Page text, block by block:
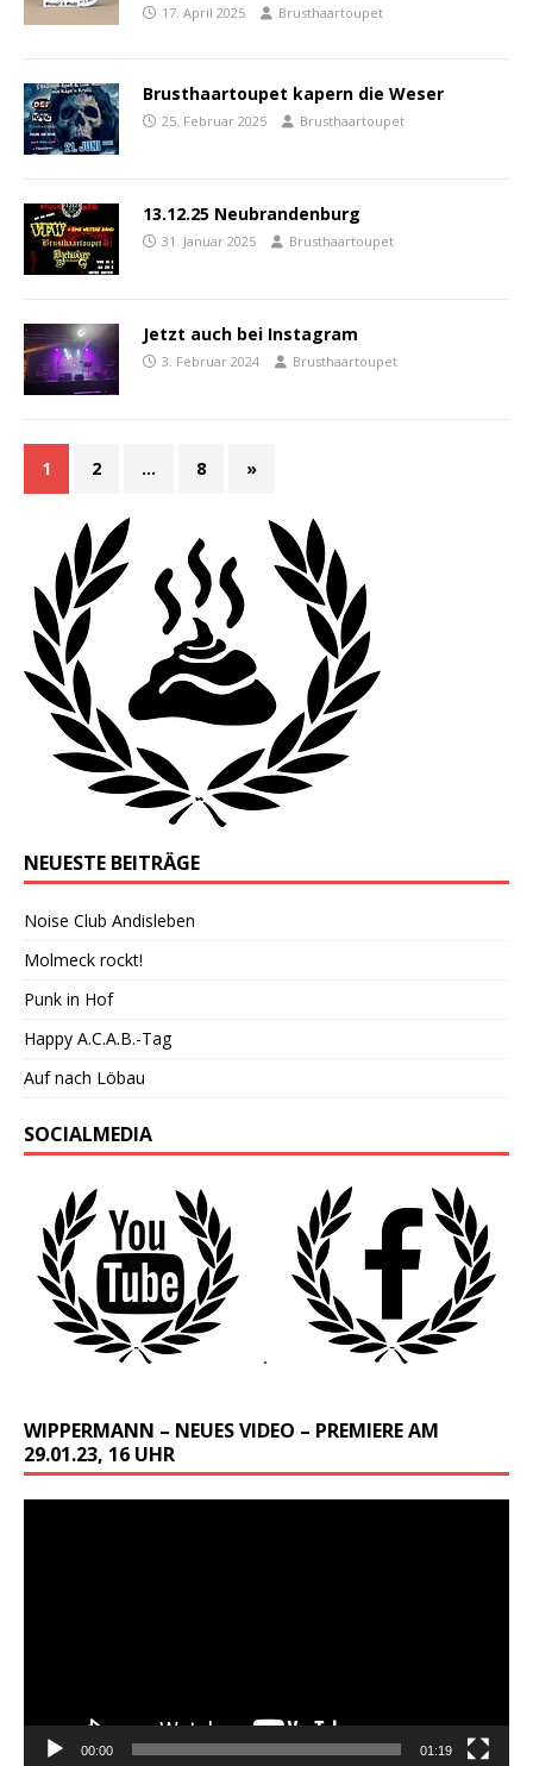
17. April 2025 Brusthaartoupet
Brusthaartoupet kapern die Weser
25. Februar 2025 Brusthaartoupet
13.12.25 Neubrandenburg
31. Januar 2025 Brusthaartoupet
Jetzt auch bei Instagram
3. Februar 2024 Brusthaartoupet
1 2 … 8 »
NEUESTE BEITRÄGE
Noise Club Andisleben
Molmeck rockt!
Punk in Hof
Happy A.C.A.B.-Tag
Auf nach Löbau
SOCIALMEDIA
WIPPERMANN – NEUES VIDEO – PREMIERE AM
29.01.23, 16 UHR
00:00 01:19